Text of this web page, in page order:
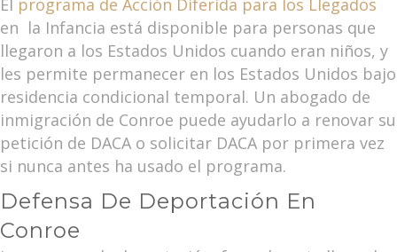
El programa de Acción Diferida para los Llegados
en la Infancia está disponible para personas que
llegaron a los Estados Unidos cuando eran niños, y
les permite permanecer en los Estados Unidos bajo
residencia condicional temporal. Un abogado de
inmigración de Conroe puede ayudarlo a renovar su
petición de DACA o solicitar DACA por primera vez
si nunca antes ha usado el programa.
Defensa De Deportación En
Conroe